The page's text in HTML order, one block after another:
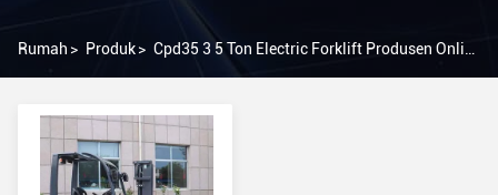
Rumah > Produk> Cpd35 3 5 Ton Electric Forklift Produsen Online